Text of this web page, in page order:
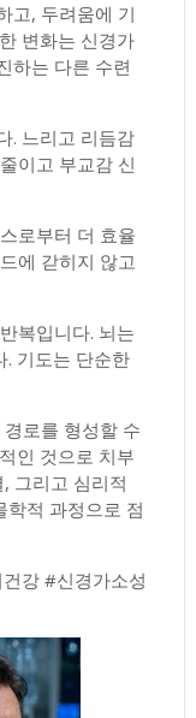
고, 두려움에 기
변화는 신경가
하는 다른 수련
. 느리고 리듬감
이고 부교감 신
로부터 더 효율
에 갇히지 않고
복입니다. 뇌는
. 기도는 단순한
로를 형성할 수
인 것으로 치부
그리고 심리적
학적 과정으로 점
강 #신경가소성